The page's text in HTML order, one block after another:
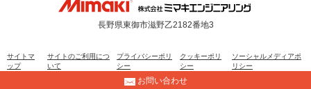
長野県東御市滋野乙2182番地3
サイトマ
ップ
サイトのご利用につ
いて
プライバシーポリ
シー
クッキーポリ
シー
ソーシャルメディアポ
リシー
お問い合わせ